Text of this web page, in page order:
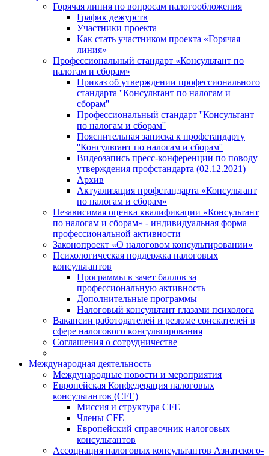
Горячая линия по вопросам налогообложения
График дежурств
Участники проекта
Как стать участником проекта «Горячая
линия»
Профессиональный стандарт «Консультант по
налогам и сборам»
Приказ об утверждении профессионального
стандарта ''Консультант по налогам и
сборам''
Профессиональный стандарт ''Консультант
по налогам и сборам''
Пояснительная записка к профстандарту
''Консультант по налогам и сборам''
Видеозапись пресс-конференции по поводу
утверждения профстандарта (02.12.2021)
Архив
Актуализация профстандарта «Консультант
по налогам и сборам»
Независимая оценка квалификации «Консультант
по налогам и сборам» - индивидуальная форма
профессиональной активности
Законопроект «О налоговом консультировании»
Психологическая поддержка налоговых
консультантов
Программы в зачет баллов за
профессиональную активность
Дополнительные программы
Налоговый консультант глазами психолога
Вакансии работодателей и резюме соискателей в
сфере налогового консультирования
Соглашения о сотрудничестве
Международная деятельность
Международные новости и мероприятия
Европейская Конфедерация налоговых
консультантов (CFE)
Миссия и структура CFE
Члены CFE
Европейский справочник налоговых
консультантов
Ассоциация налоговых консультантов Азиатского-